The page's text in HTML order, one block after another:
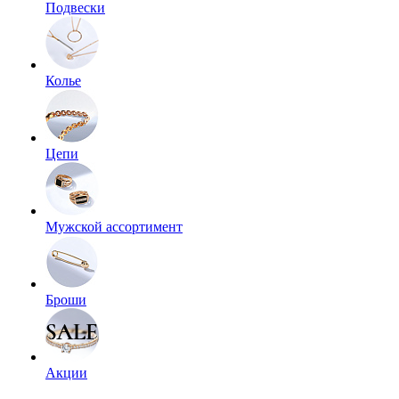
Подвески
Колье
Цепи
Мужской ассортимент
Броши
Акции